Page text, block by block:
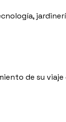
de su